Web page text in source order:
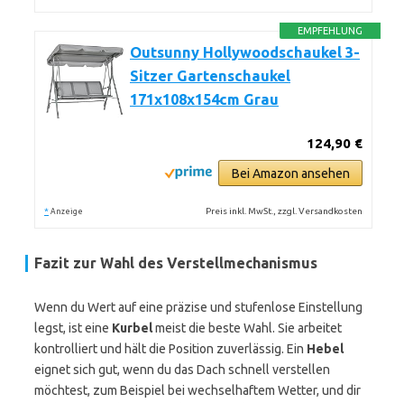
EMPFEHLUNG
Outsunny Hollywoodschaukel 3-
Sitzer Gartenschaukel
171x108x154cm Grau
124,90 €
Bei Amazon ansehen
* Anzeige Preis inkl. MwSt., zzgl. Versandkosten
Fazit zur Wahl des Verstellmechanismus
Wenn du Wert auf eine präzise und stufenlose Einstellung
legst, ist eine Kurbelmeist die beste Wahl. Sie arbeitet
kontrolliert und hält die Position zuverlässig. Ein Hebel
eignet sich gut, wenn du das Dach schnell verstellen
möchtest, zum Beispiel bei wechselhaftem Wetter, und dir